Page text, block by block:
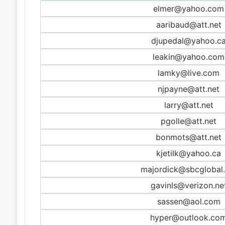
elmer@yahoo.com
aaribaud@att.net
djupedal@yahoo.ca
leakin@yahoo.com
lamky@live.com
njpayne@att.net
larry@att.net
pgolle@att.net
bonmots@att.net
kjetilk@yahoo.ca
sassen@aol.com